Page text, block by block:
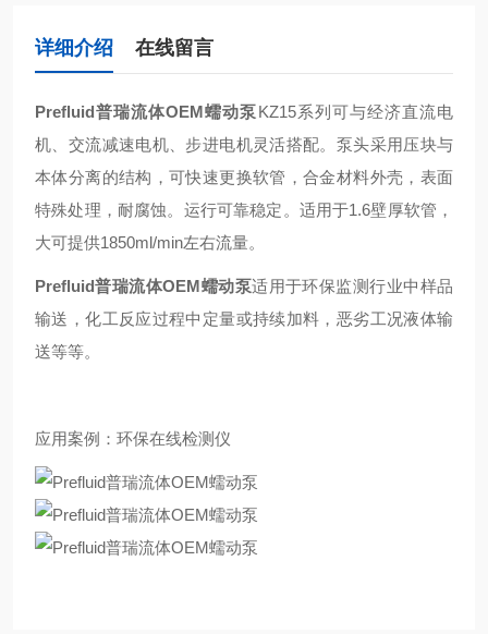
详细介绍 在线留言
Prefluid普瑞流体OEM蠕动泵KZ15系列可与经济直流电
机、交流减速电机、步进电机灵活搭配。泵头采用压块与
本体分离的结构，可快速更换软管，合金材料外壳，表面
特殊处理，耐腐蚀。运行可靠稳定。适用于1.6壁厚软管，
大可提供1850ml/min左右流量。
Prefluid普瑞流体OEM蠕动泵适用于环保监测行业中样品
输送，化工反应过程中定量或持续加料，恶劣工况液体输
送等等。
应用案例：环保在线检测仪